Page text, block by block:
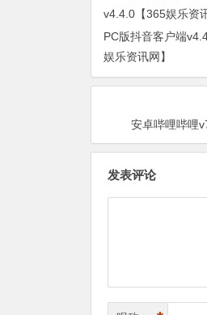
PC版抖音客户端
娱乐资讯网】
安卓哔哩哔哩
发表评论